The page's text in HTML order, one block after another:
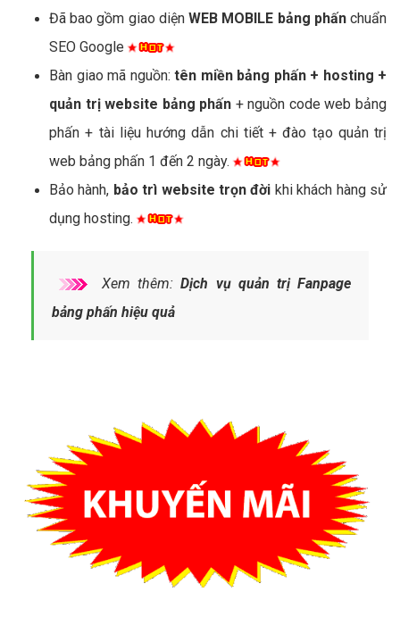
Đã bao gồm giao diệnWEB MOBILE bảng phấnchuẩn
SEO Google
Bàn giao mã nguồn: tên miền bảng phấn + hosting +
quản trị website bảng phấn + nguồn code web bảng
phấn + tài liệu hướng dẫn chi tiết + đào tạo quản trị
web bảng phấn 1 đến 2 ngày.
Bảo hành, bảo trì website trọn đời khi khách hàng sử
dụng hosting.
Xem thêm:Dịch vụ quản trị Fanpage
bảng phấn hiệu quả